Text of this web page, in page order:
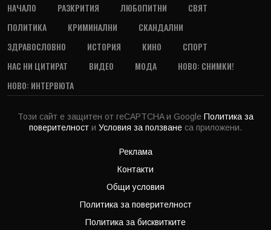
НАЧАЛО РАЗКРИТИЯ ЛЮБОПИТНИ
СВЯТ
ПОЛИТИКА
КРИМИНАЛНИ
СКАНДАЛНИ
ЗДРАВОСЛОВНО
ИСТОРИЯ КИНО
СПОРТ
НАС НИ ЦИТИРАТ
ВИДЕО МОДА
НОВО: СНИМКИ!
НОВО: ИНТЕРВЮТА
Този сайт е защитен от reCAPTCHA и Google Политика за
поверителност и Условия за ползване са приложени.
Реклама
Контакти
Общи условия
Политика за поверителност
Политика за бисквитките